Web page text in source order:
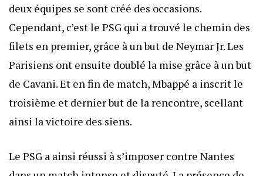
deux équipes se sont créé des occasions.
Cependant, c’est le PSG qui a trouvé le chemin des
filets en premier, grâce à un but de Neymar Jr. Les
Parisiens ont ensuite doublé la mise grâce à un but
de Cavani. Et en fin de match, Mbappé a inscrit le
troisième et dernier but de la rencontre, scellant
ainsi la victoire des siens.
Le PSG a ainsi réussi à s’imposer contre Nantes